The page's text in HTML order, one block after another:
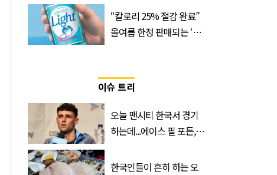
“칼로리 25% 절감 완료”
올여름 한정 판매되는 ‘최
이슈 트리
오늘 맨시티 한국서 경기
하는데...에이스 필 포든,
한국인들이 흔히 하는 오